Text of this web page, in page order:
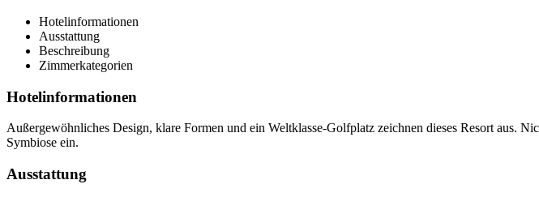
Hotelinformationen
Ausstattung
Beschreibung
Zimmerkategorien
Hotelinformationen
Außergewöhnliches Design, klare Formen und ein Weltklasse-Golfplatz zeichnen dieses Resort aus.
Symbiose ein.
Ausstattung